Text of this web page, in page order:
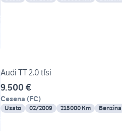
Audi TT 2.0 tfsi
9.500 €
Cesena (FC)
Usato 02/2009 215000 Km Benzina